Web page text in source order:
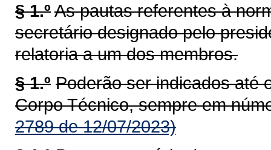
§ 1.ºAs pautas referentes à
secretário designado pelo
relatoria a um dos membros.
§ 1.º Poderão ser indicados até
Corpo Técnico, sempre em
2789 de 12/07/2023)